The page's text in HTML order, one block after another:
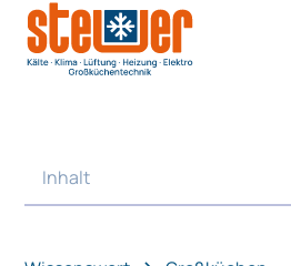
Inhalt